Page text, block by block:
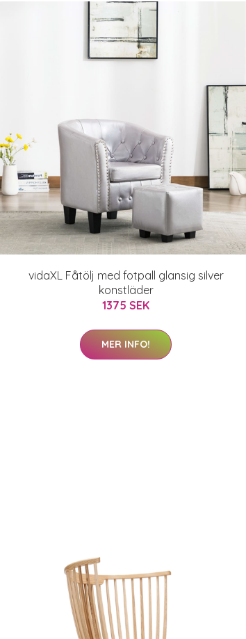
vidaXL Fåtölj med fotpall glansig silver
konstläder
1375 SEK
MER INFO!